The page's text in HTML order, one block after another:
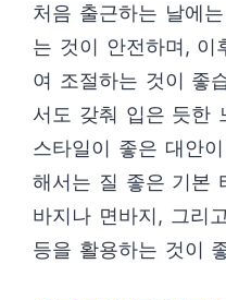
처음 출근하는 날에
는 것이 안전하며, 이
여 조절하는 것이 좋
서도 갖춰 입은 듯한
스타일이 좋은 대안
해서는 질 좋은 기본
바지나 면바지, 그리
등을 활용하는 것이